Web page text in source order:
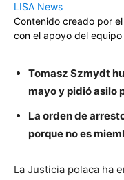
LISA News
Contenido creado por
con el apoyo del
Tomasz Szmydt
mayo y pidió asilo
La orden de
porque no es
La Justicia polaca ha